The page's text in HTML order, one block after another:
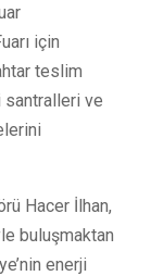
için
teslim
santralleri ve
Hacer İlhan,
buluşmaktan
enerji